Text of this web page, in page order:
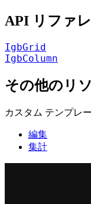
API リファ
IgbGrid
IgbColumn
その他のリ
カスタム テンプレ
編集
集計